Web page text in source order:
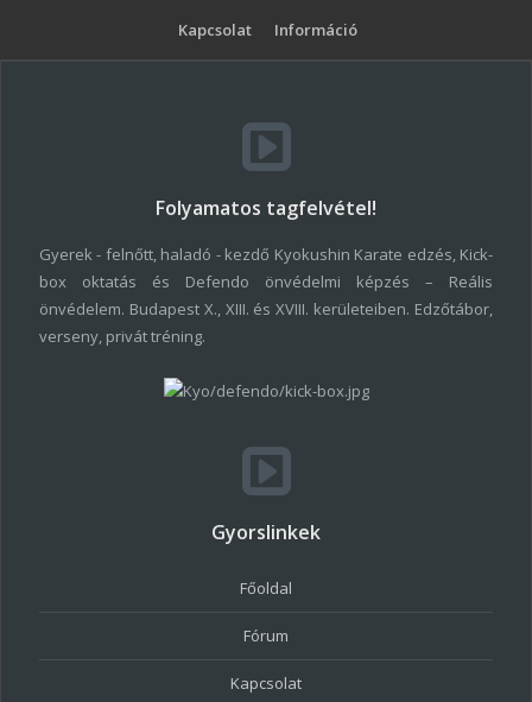
Kapcsolat Információ
Folyamatos tagfelvétel!
Gyerek - felnőtt, haladó - kezdő Kyokushin Karate edzés, Kick-
box oktatás és Defendo önvédelmi képzés – Reális
önvédelem. Budapest X., XIII. és XVIII. kerületeiben. Edzőtábor,
verseny, privát tréning.
Gyorslinkek
Főoldal
Fórum
Kapcsolat